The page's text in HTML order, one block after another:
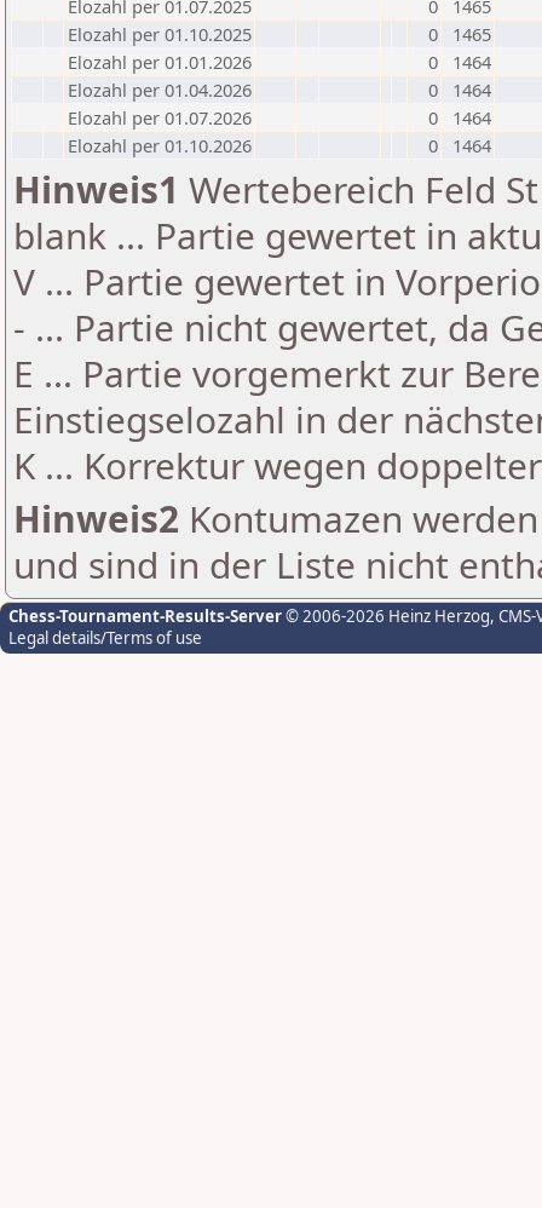
Elozahl per 01.07.2025
0
1465
Elozahl per 01.10.2025
0
1465
Elozahl per 01.01.2026
0
1464
Elozahl per 01.04.2026
0
1464
Elozahl per 01.07.2026
0
1464
Elozahl per 01.10.2026
0 1464
Hinweis1 Wertebereich Feld
blank ... Partie gewertet in
V ... Partie gewertet in
- ... Partie nicht gewertet, da
E ... Partie vorgemerkt zur
Einstiegselozahl in der
K ... Korrektur wegen
Hinweis2 Kontumazen
und sind in der Liste nicht
Chess-Tournament-Results-Server© 2006-2026 Heinz Herzog,
Legal details/Terms of use